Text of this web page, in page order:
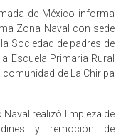
de México informa
Zona Naval con sede
Sociedad de padres de
Escuela Primaria Rural
comunidad de La Chiripa
realizó limpieza de
y remoción de